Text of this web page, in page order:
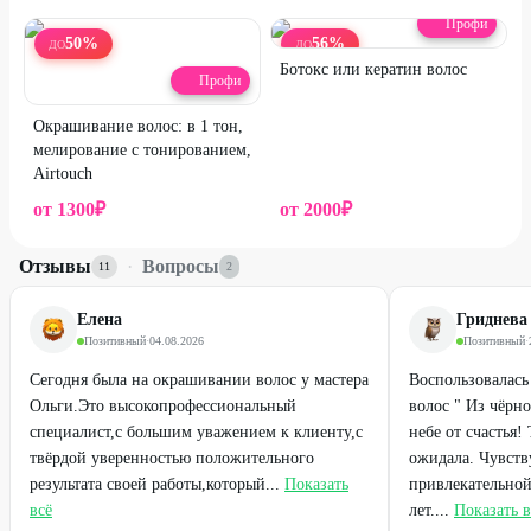
ДО50%
Профи
Окрашивание волос: в 1 тон,
мелирование с тонированием,
Airtouch
от 1300₽
ДО56%
Профи
Ботокс или кератин волос
от 2000₽
Отзывы 11 · Вопросы 2
Елена
Позитивный·04.08.2026
Сегодня была на окрашивании волос у мастера
Ольги.Это высокопрофессиональный
специалист,с большим уважением к клиенту,с
твёрдой уверенностью положительного
результата своей работы,который... Показать
всё
Позитивный·
волос " Из
небе от
ожидала.
лет.... Показать